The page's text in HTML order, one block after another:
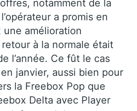
notamment de la
a promis en
amélioration
à la normale était
l’année. Ce fût le cas
janvier, aussi bien pour
la Freebox Pop que
Delta avec Player